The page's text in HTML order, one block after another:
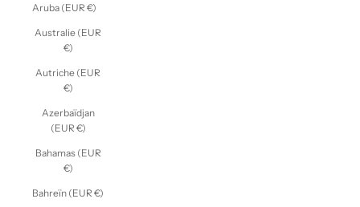
Aruba (EUR €)
Australie (EUR
€)
Autriche (EUR
€)
Azerbaïdjan
(EUR €)
Bahamas (EUR
€)
Bahreïn (EUR €)